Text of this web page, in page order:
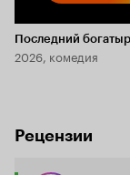
Последний
2026, комедия
Рецензии